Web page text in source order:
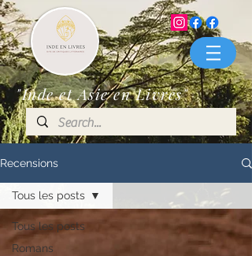
"Inde et Asie en Livres"
Recensions
Tous les posts
Romans
Tous les posts